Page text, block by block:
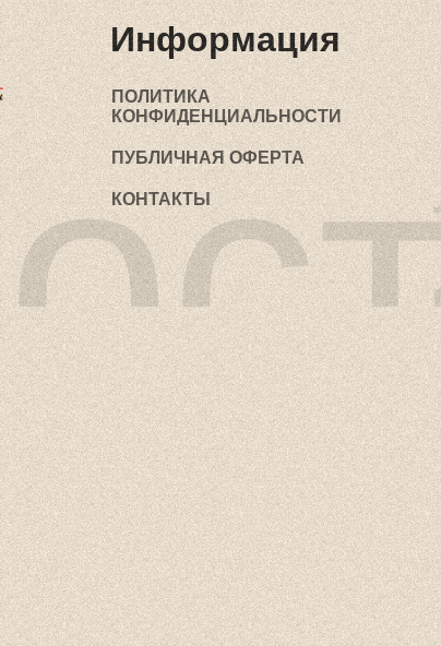
Информация
ПОЛИТИКА
КОНФИДЕНЦИАЛЬНОСТИ
ПУБЛИЧНАЯ ОФЕРТА
КОНТАКТЫ